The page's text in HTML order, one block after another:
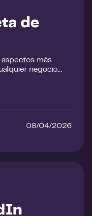
de
aspectos más
negocio…
08/04/2026